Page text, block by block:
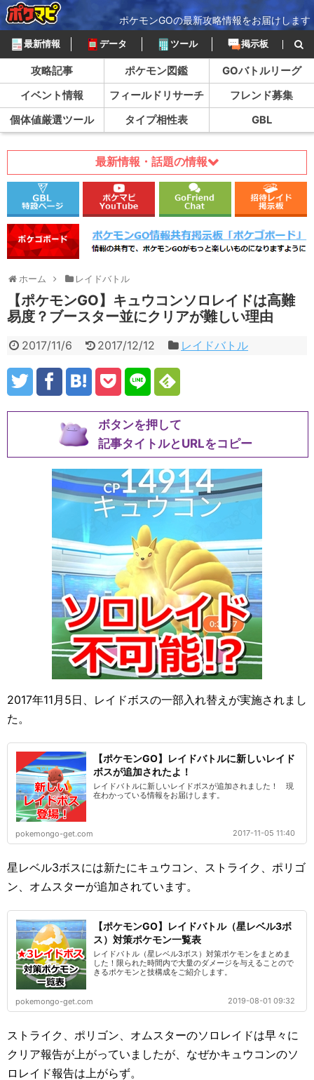
ポケモンGOの最新攻略情報をお届けします
最新情報 データ ツール 掲示板
攻略記事 ポケモン図鑑
GOバトルリーグ
イベント情報
フィールドリサーチ
フレンド募集
個体値厳選ツール
タイプ相性表 GBL
最新情報・話題の情報
ホーム レイドバトル
【ポケモンGO】キュウコンソロレイドは高難
易度？ブースター並にクリアが難しい理由
2017/11/6 2017/12/12 レイドバトル
ボタンを押して
記事タイトルとURLをコピー
2017年11月5日、レイドボスの一部入れ替えが実施されまし
た。
【ポケモンGO】レイドバトルに新しいレイド
ボスが追加されたよ！
レイドバトルに新しいレイドボスが追加されました！ 現
在わかっている情報をお届けします。
pokemongo-get.com 2017-11-05 11:40
星レベル3ボスには新たにキュウコン、ストライク、ポリゴ
ン、オムスターが追加されています。
【ポケモンGO】レイドバトル（星レベル3ボ
ス）対策ポケモン一覧表
レイドバトル（星レベル3ボス）対策ポケモンをまとめま
した！限られた時間内で大量のダメージを与えることので
きるポケモンと技構成をご紹介します。
pokemongo-get.com 2019-08-01 09:32
ストライク、ポリゴン、オムスターのソロレイドは早々に
クリア報告が上がっていましたが、なぜかキュウコンのソ
ロレイド報告は上がらず。